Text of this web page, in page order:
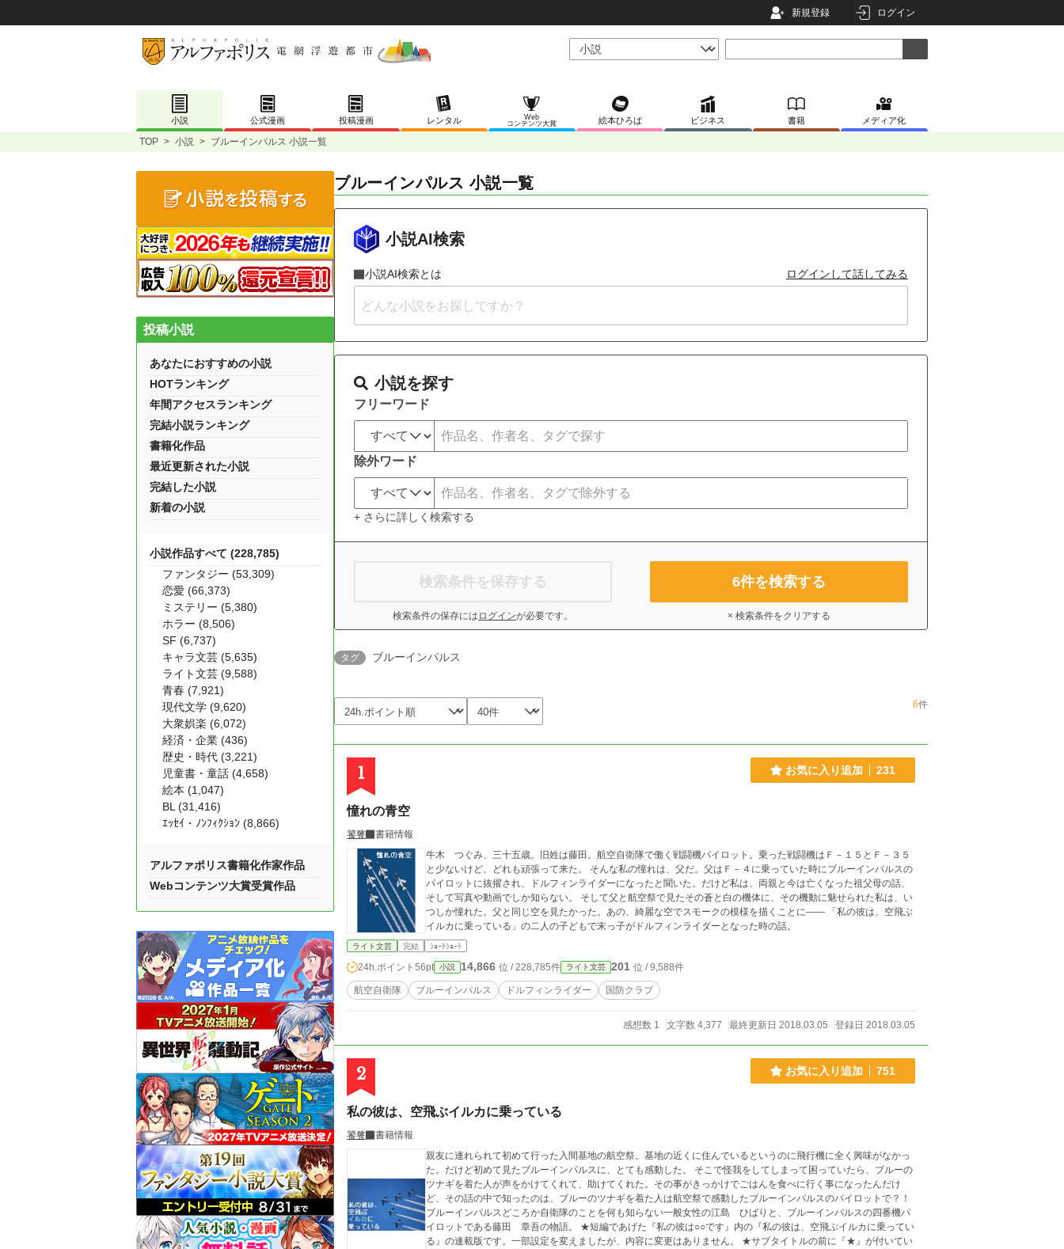
新規登録 ログイン
小説 公式漫画 投稿漫画 レンタル
Web
コンテンツ大賞
絵本ひろば ビジネス 書籍 メディア化
TOP > 小説 > ブルーインパルス 小説一覧
ブルーインパルス 小説一覧
小説AI検索
小説AI検索とは ログインして話してみる
小説を探す
フリーワード
除外ワード
+ さらに詳しく検索する
検索条件を保存する
検索条件の保存には ログインが必要です。
6件を検索する
× 検索条件をクリアする
タグ ブルーインパルス
6件
1 お気に入り追加 231
憧れの青空
饕餮
書籍情報
牛木 つぐみ、三十五歳。旧姓は藤田。航空自衛隊で働く戦闘機パイロット。乗った戦闘機はＦ－１５とＦ－３５
と少ないけど、どれも頑張って来た。 そんな私の憧れは、父だ。父はＦ－４に乗っていた時にブルーインパルスの
パイロットに抜擢され、ドルフィンライダーになったと聞いた。だけど私は、両親と今は亡くなった祖父母の話、
そして写真や動画でしか知らない。 そして父と航空祭で見たその蒼と白の機体に、その機動に魅せられた私は、い
つしか憧れた。父と同じ空を見たかった。あの、綺麗な空でスモークの模様を描くことに―― 「私の彼は、空飛ぶ
イルカに乗っている」の二人の子どもで末っ子がドルフィンライダーとなった時の話。
ライト文芸 完結 ｼｮｰﾄｼｮｰﾄ
24h.ポイント 56pt 小説 14,866 位 / 228,785件 ライト文芸 201 位 / 9,588件
航空自衛隊 ブルーインパルス ドルフィンライダー 国防クラブ
感想数 1 文字数 4,377 最終更新日 2018.03.05 登録日 2018.03.05
2 お気に入り追加 751
私の彼は、空飛ぶイルカに乗っている
饕餮
書籍情報
親友に連れられて初めて行った入間基地の航空祭。基地の近くに住んでいるというのに飛行機に全く興味がなかっ
た。だけど初めて見たブルーインパルスに、とても感動した。 そこで怪我をしてしまって困っていたら、ブルーの
ツナギを着た人が声をかけてくれて、助けてくれた。その事がきっかけでごはんを食べに行く事になったんだけ
ど、その話の中で知ったのは、ブルーのツナギを着た人は航空祭で感動したブルーインパルスのパイロットで？！
ブルーインパルスどころか自衛隊のことを何も知らない一般女性の江島 ひばりと、ブルーインパルスの四番機パ
イロットである藤田 章吾の物語。 ★短編であげた『私の彼は○○です』内の『私の彼は、空飛ぶイルカに乗ってい
る』の連載版です。一部設定を変えましたが、内容に変更はありません。 ★サブタイトルの前に『★』が付いてい
投稿小説
あなたにおすすめの小説
HOTランキング
年間アクセスランキング
完結小説ランキング
書籍化作品
最近更新された小説
完結した小説
新着の小説
小説作品すべて (228,785)
ファンタジー (53,309)
恋愛 (66,373)
ミステリー (5,380)
ホラー (8,506)
SF (6,737)
キャラ文芸 (5,635)
ライト文芸 (9,588)
青春 (7,921)
現代文学 (9,620)
大衆娯楽 (6,072)
経済・企業 (436)
歴史・時代 (3,221)
児童書・童話 (4,658)
絵本 (1,047)
BL (31,416)
ｴｯｾｲ・ﾉﾝﾌｨｸｼｮﾝ (8,866)
アルファポリス書籍化作家作品
Webコンテンツ大賞受賞作品